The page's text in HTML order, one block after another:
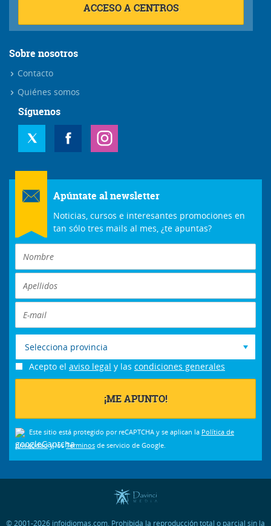
ACCESO A CENTROS
Sobre nosotros
Contacto
Quiénes somos
Síguenos
Apúntate al newsletter
Noticias, cursos e interesantes promociones en
tan sólo tres mails al mes, ¿te apuntas?
Selecciona provincia
Acepto el aviso legal y las condiciones generales
Este sitio está protegido por reCAPTCHA y se aplican la Política de
privacidady los Términos de servicio de Google.
© 2001-2026 infoidiomas.com. Prohibida la reproducción total o parcial sin la